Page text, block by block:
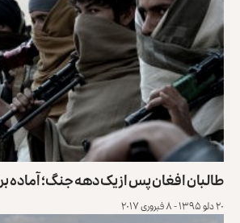
طالبان افغان پس از یک دهه جنگ؛ آماده
۲۰ دلو ۱۳۹۵ - ۸ فبروری ۲۰۱۷